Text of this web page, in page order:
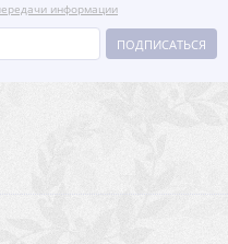
информации
ПОДПИСАТЬСЯ